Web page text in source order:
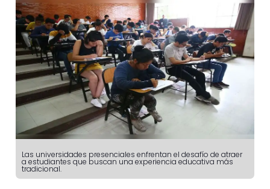
Las universidades presenciales enfrentan el desafío de atraer
a estudiantes que buscan una experiencia educativa más
tradicional.